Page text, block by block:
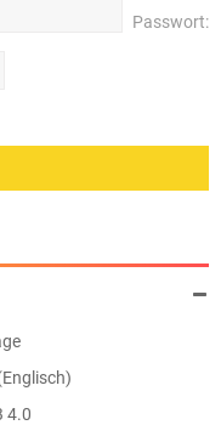
Passwort:
4.0